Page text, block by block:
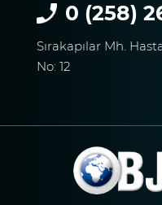
0 (258)
Sırakapılar Mh.
No: 12